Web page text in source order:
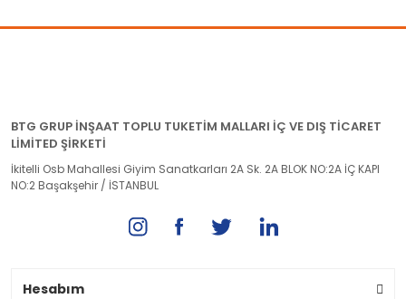
BTG GRUP İNŞAAT TOPLU TUKETİM MALLARI İÇ VE DIŞ TİCARET
LİMİTED ŞİRKETİ
İkitelli Osb Mahallesi Giyim Sanatkarları 2A Sk. 2A BLOK NO:2A İÇ KAPI
NO:2 Başakşehir / İSTANBUL
Hesabım